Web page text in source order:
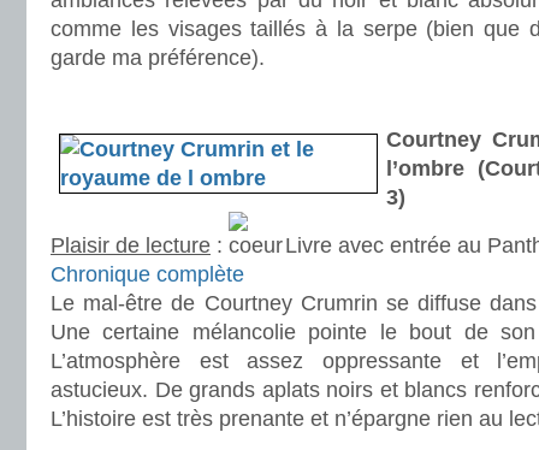
comme les visages taillés à la serpe (bien que
garde ma préférence).
Courtney
l’ombre
3)
Plaisir de lecture :
Livre avec entrée au
Chronique complète
Le mal-être de Courtney Crumrin se diffuse
Une certaine mélancolie pointe le bout de
L’atmosphère est assez oppressante et
astucieux. De grands aplats noirs et blancs
L’histoire est très prenante et n’épargne rien au